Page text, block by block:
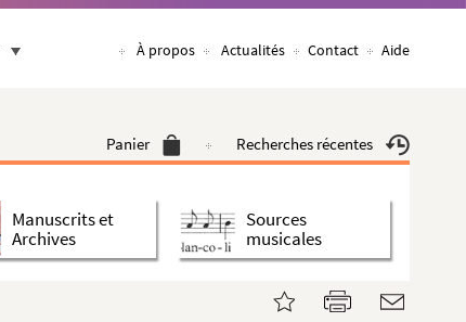
À propos Actualités Contact Aide
Panier Recherches récentes
Manuscrits et
Archives
Sources
musicales